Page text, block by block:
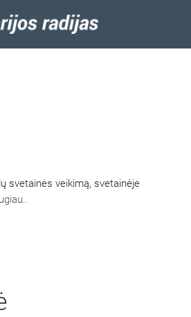
svetainės veikimą, svetainėje